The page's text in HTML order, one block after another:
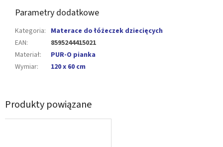
Produkty powiązane
Parametry dodatkowe
Kategoria: Materace do łóżeczek dziecięcych
EAN:
8595244415021
Materiał:
PUR-O pianka
Wymiar: 120 x 60 cm